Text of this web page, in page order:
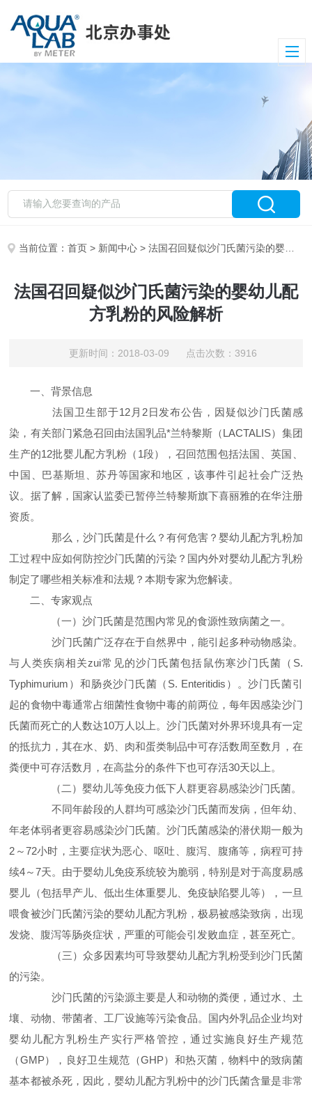
当前位置：首页 > 新闻中心 > 法国召回疑似沙门氏菌污染的婴幼儿配方乳粉的风险解析
法国召回疑似沙门氏菌污染的婴幼儿配
方乳粉的风险解析
更新时间：2018-03-09 点击次数：3916
一、背景信息
法国卫生部于12月2日发布公告，因疑似沙门氏菌感
染，有关部门紧急召回由法国乳品*兰特黎斯（LACTALIS）集团
生产的12批婴儿配方乳粉（1段），召回范围包括法国、英国、
中国、巴基斯坦、苏丹等国家和地区，该事件引起社会广泛热
议。据了解，国家认监委已暂停兰特黎斯旗下喜丽雅的在华注册
资质。
那么，沙门氏菌是什么？有何危害？婴幼儿配方乳粉加
工过程中应如何防控沙门氏菌的污染？国内外对婴幼儿配方乳粉
制定了哪些相关标准和法规？本期专家为您解读。
二、专家观点
（一）沙门氏菌是范围内常见的食源性致病菌之一。
沙门氏菌广泛存在于自然界中，能引起多种动物感染。
与人类疾病相关zui常见的沙门氏菌包括鼠伤寒沙门氏菌（S.
Typhimurium）和肠炎沙门氏菌（S. Enteritidis）。沙门氏菌引
起的食物中毒通常占细菌性食物中毒的前两位，每年因感染沙门
氏菌而死亡的人数达10万人以上。沙门氏菌对外界环境具有一定
的抵抗力，其在水、奶、肉和蛋类制品中可存活数周至数月，在
粪便中可存活数月，在高盐分的条件下也可存活30天以上。
（二）婴幼儿等免疫力低下人群更容易感染沙门氏菌。
不同年龄段的人群均可感染沙门氏菌而发病，但年幼、
年老体弱者更容易感染沙门氏菌。沙门氏菌感染的潜伏期一般为
2～72小时，主要症状为恶心、呕吐、腹泻、腹痛等，病程可持
续4～7天。由于婴幼儿免疫系统较为脆弱，特别是对于高度易感
婴儿（包括早产儿、低出生体重婴儿、免疫缺陷婴儿等），一旦
喂食被沙门氏菌污染的婴幼儿配方乳粉，极易被感染致病，出现
发烧、腹泻等肠炎症状，严重的可能会引发败血症，甚至死亡。
（三）众多因素均可导致婴幼儿配方乳粉受到沙门氏菌
的污染。
沙门氏菌的污染源主要是人和动物的粪便，通过水、土
壤、动物、带菌者、工厂设施等污染食品。国内外乳品企业均对
婴幼儿配方乳粉生产实行严格管控，通过实施良好生产规范
（GMP），良好卫生规范（GHP）和热灭菌，物料中的致病菌
基本都被杀死，因此，婴幼儿配方乳粉中的沙门氏菌含量是非常